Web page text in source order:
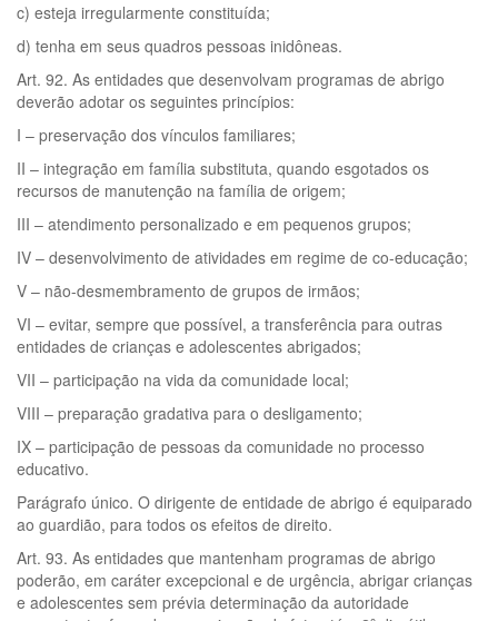
c) esteja irregularmente constituída;
d) tenha em seus quadros pessoas inidôneas.
Art. 92. As entidades que desenvolvam programas de abrigo
deverão adotar os seguintes princípios:
I – preservação dos vínculos familiares;
II – integração em família substituta, quando esgotados os
recursos de manutenção na família de origem;
III – atendimento personalizado e em pequenos grupos;
IV – desenvolvimento de atividades em regime de co-educação;
V – não-desmembramento de grupos de irmãos;
VI – evitar, sempre que possível, a transferência para outras
entidades de crianças e adolescentes abrigados;
VII – participação na vida da comunidade local;
VIII – preparação gradativa para o desligamento;
IX – participação de pessoas da comunidade no processo
educativo.
Parágrafo único. O dirigente de entidade de abrigo é equiparado
ao guardião, para todos os efeitos de direito.
Art. 93. As entidades que mantenham programas de abrigo
poderão, em caráter excepcional e de urgência, abrigar crianças
e adolescentes sem prévia determinação da autoridade